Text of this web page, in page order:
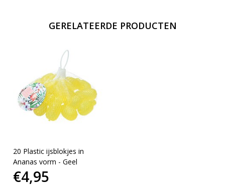
GERELATEERDE PRODUCTEN
20 Plastic ijsblokjes in
Ananas vorm - Geel
€4,95